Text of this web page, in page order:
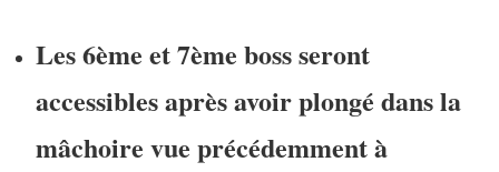
Les 6ème et 7ème boss seront
accessibles après avoir plongé dans la
mâchoire vue précédemment à